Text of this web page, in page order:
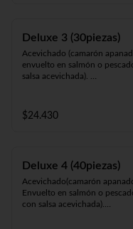
Deluxe 3 (30piezas)
Acevichado (camarón
envuelto en salmón o
salsa acevichada).
maracuyá).
Galápagos (salmón, queso y
$24.430
Deluxe 4 (40piezas)
Acevichado(camarón
Envuelto en salmón o
con salsa acevichada).